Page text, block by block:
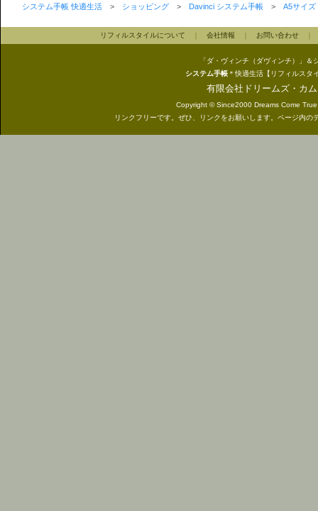
システム手帳 快適生活 > ショッピング > Davinci システム手帳 > A5サイズ
リフィルスタイルについて 会社情報 お問い合わせ
「ダ・ヴィンチ（ダヴィンチ）」＆
システム手帳 ＊快適生活【リフィルスタ
有限会社ドリームズ・カ
Copyright © Since2000 Dreams Come
リンクフリーです。ぜひ、リンクをお願いします。ページ内